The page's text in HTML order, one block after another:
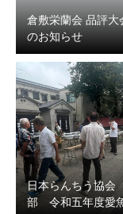
倉敷栄蘭会 品評大
のお知らせ
日本らんちう協
部 令和五年度愛